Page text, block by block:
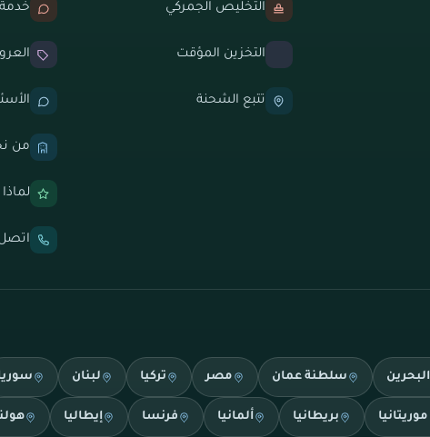
التخليص الجمركي
التخزين المؤقت
تتبع الشحنة
من
اتصل
البحرين سلطنة عمان مصر تركيا لبنان
موريتانيا بريطانيا ألمانيا فرنسا إيطاليا